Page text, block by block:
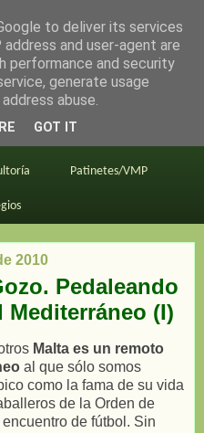
Primeros consejos
Patinetes/VMP
2010
Pedaleando
(I)
Malta es un remoto
al que sólo somos
como la fama de su vida
de la Orden de
de fútbol. Sin
to deliver its services
and user-agent are
performance and security
generate usage
abuse.
GOT IT